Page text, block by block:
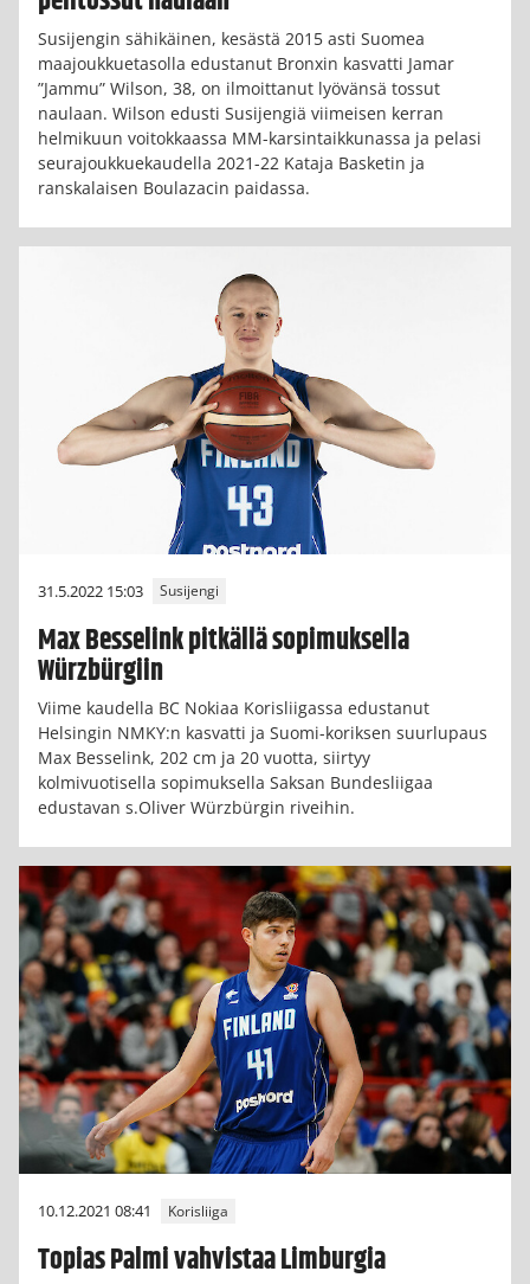
Susijengin sähikäinen, kesästä 2015 asti Suomea
maajoukkuetasolla edustanut Bronxin kasvatti Jamar
”Jammu” Wilson, 38, on ilmoittanut lyövänsä tossut
naulaan. Wilson edusti Susijengiä viimeisen kerran
helmikuun voitokkaassa MM-karsintaikkunassa ja pelasi
seurajoukkuekaudella 2021-22 Kataja Basketin ja
ranskalaisen Boulazacin paidassa.
31.5.2022 15:03 Susijengi
Max Besselink pitkällä sopimuksella
Würzbürgiin
Viime kaudella BC Nokiaa Korisliigassa edustanut
Helsingin NMKY:n kasvatti ja Suomi-koriksen suurlupaus
Max Besselink, 202 cm ja 20 vuotta, siirtyy
kolmivuotisella sopimuksella Saksan Bundesliigaa
edustavan s.Oliver Würzbürgin riveihin.
10.12.2021 08:41 Korisliiga
Topias Palmi vahvistaa Limburgia